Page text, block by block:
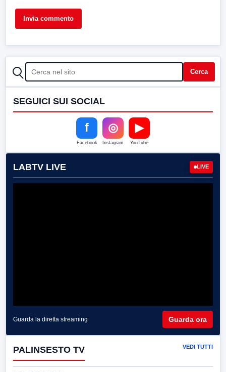
CERCA Cerca
SEGUICI SUI SOCIAL
f
Facebook
◎
Instagram
▶
YouTube
LABTV LIVE LIVE
Guarda la diretta streaming Guarda ora
PALINSESTO TV VEDI TUTTI